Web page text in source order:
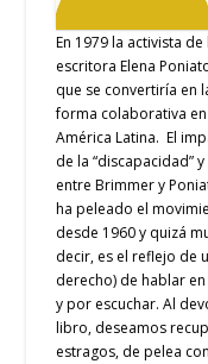
En 1979 la activista
escritora Elena
que se convertiría en
forma colaborativa
América Latina. El
de la “discapacidad”
entre Brimmer y
ha peleado el
desde 1960 y quizá
decir, es el reflejo de
derecho) de hablar
y por escuchar. Al
libro, deseamos
estragos, de pelea